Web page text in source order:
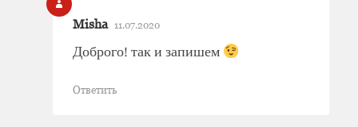
Misha 11.07.2020
Доброго! так и запишем
Ответить